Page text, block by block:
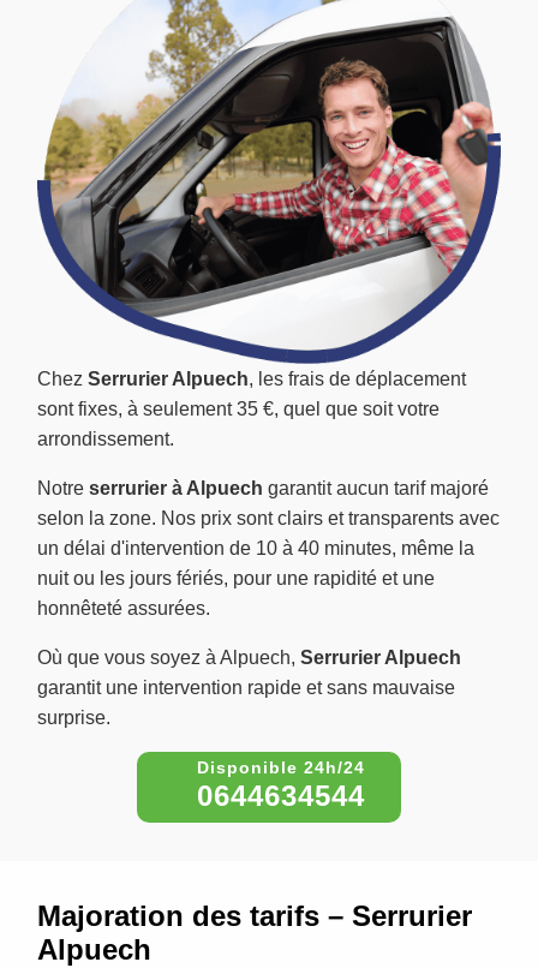
Chez Serrurier Alpuech, les frais de déplacement
sont fixes, à seulement 35 €, quel que soit votre
arrondissement.
Notre serrurier à Alpuech garantit aucun tarif majoré
selon la zone. Nos prix sont clairs et transparents avec
un délai d'intervention de 10 à 40 minutes, même la
nuit ou les jours fériés, pour une rapidité et une
honnêteté assurées.
Où que vous soyez à Alpuech, Serrurier Alpuech
garantit une intervention rapide et sans mauvaise
surprise.
0644634544
Majoration des tarifs – Serrurier
Alpuech